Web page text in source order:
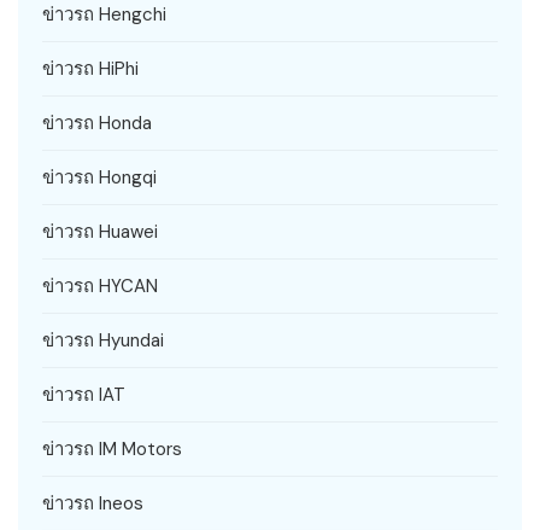
ข่าวรถ Hengchi
ข่าวรถ HiPhi
ข่าวรถ Honda
ข่าวรถ Hongqi
ข่าวรถ Huawei
ข่าวรถ HYCAN
ข่าวรถ Hyundai
ข่าวรถ IAT
ข่าวรถ IM Motors
ข่าวรถ Ineos